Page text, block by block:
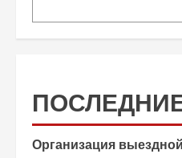
Организация